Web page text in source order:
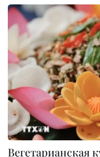
Вегетарианская